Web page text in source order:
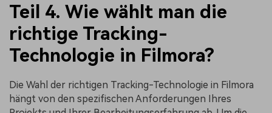
Teil 4. Wie wählt man die
richtige Tracking-
Technologie in Filmora?
Die Wahl der richtigen Tracking-Technologie in Filmora
hängt von den spezifischen Anforderungen Ihres